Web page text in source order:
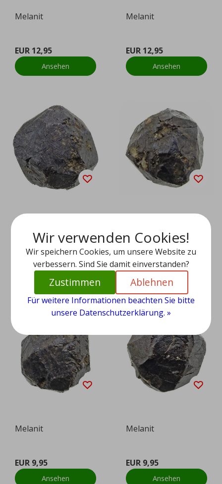
Melanit
EUR 12,95
Ansehen
Melanit
EUR 12,95
Ansehen
Melanit
EUR 12,95
Ansehen
EUR 9,95
Ansehen
Melanit
EUR 9,95
Ansehen
Melanit
EUR 9,95
Ansehen
Wir verwenden Cookies!
Wir speichern Cookies, um unsere Website zu
verbessern. Sind Sie damit einverstanden?
Zustimmen Ablehnen
Für weitere Informationen beachten Sie bitte
unsere Datenschutzerklärung. »